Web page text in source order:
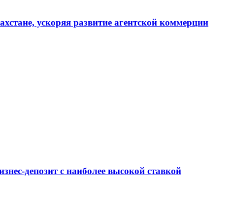
ускоряя развитие агентской коммерции
депозит с наиболее высокой ставкой